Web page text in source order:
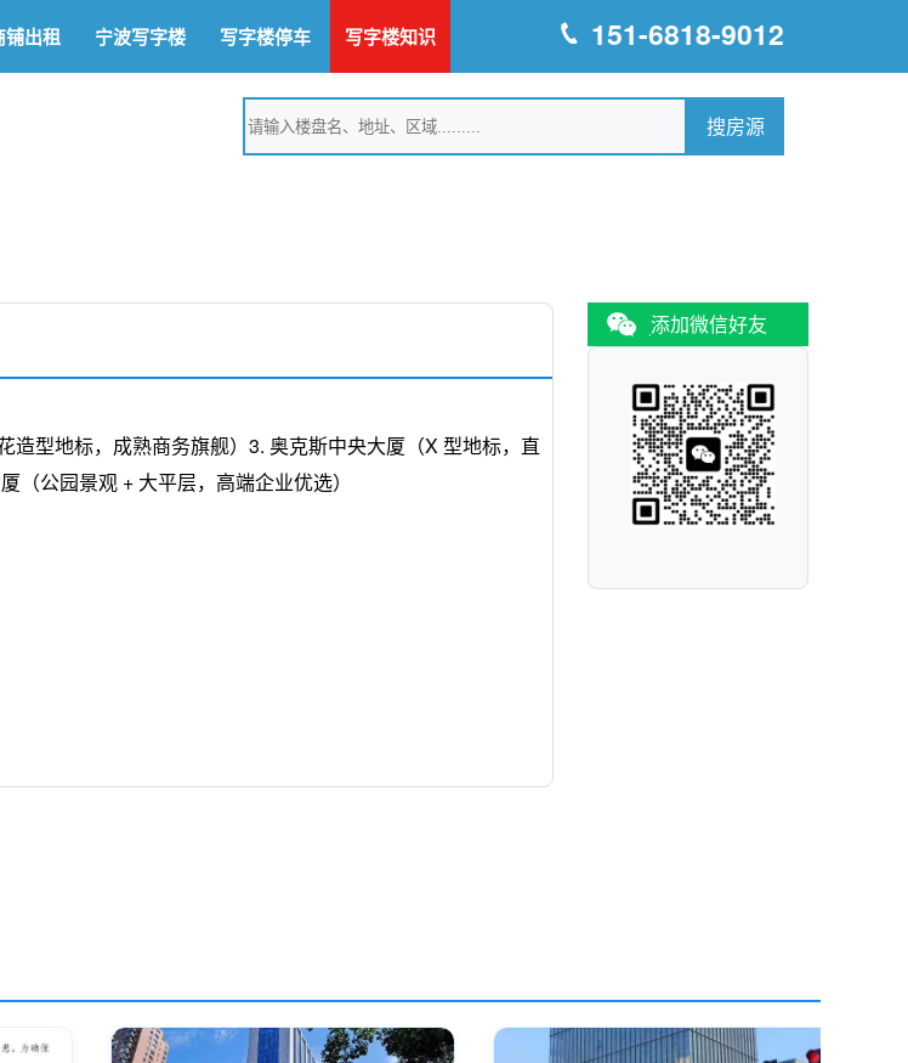
铺出租 宁波写字楼 写字楼停车 写字楼知识 151-6818-9012
造型地标，成熟商务旗舰）3. 奥克斯中央大厦（X 型地标，直
公园景观 + 大平层，高端企业优选）
添加微信好友